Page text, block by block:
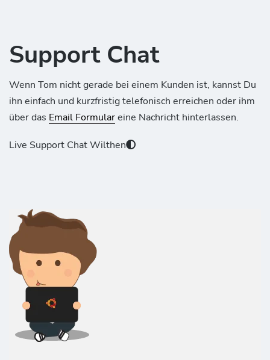
Support Chat
Wenn Tom nicht gerade bei einem Kunden ist, kannst Du
ihn einfach und kurzfristig telefonisch erreichen oder ihm
über das Email Formulareine Nachricht hinterlassen.
Live Support Chat Wilthen